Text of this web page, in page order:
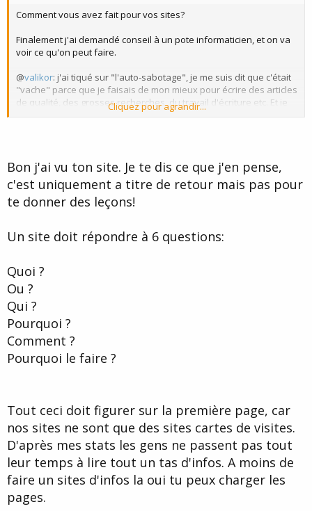
Comment vous avez fait pour vos sites?
Finalement j'ai demandé conseil à un pote informaticien, et on va
voir ce qu'on peut faire.
@valikor: j'ai tiqué sur "l'auto-sabotage", je me suis dit que c'était
"vache" parce que je faisais de mon mieux pour écrire des articles
de qualité, des grosses recherches, du travail d'écriture etc. Et je
me suis dit qu'il y avait le côté contenu-qualité que je trouve bien,
Cliquez pour agrandir...
Bon j'ai vu ton site. Je te dis ce que j'en pense,
c'est uniquement a titre de retour mais pas pour
te donner des leçons!
Un site doit répondre à 6 questions:
Quoi ?
Ou ?
Qui ?
Pourquoi ?
Comment ?
Pourquoi le faire ?
Tout ceci doit figurer sur la première page, car
nos sites ne sont que des sites cartes de visites.
D'après mes stats les gens ne passent pas tout
leur temps à lire tout un tas d'infos. A moins de
faire un sites d'infos la oui tu peux charger les
pages.